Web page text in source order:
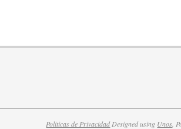
Politicas de Privacidad Designed using Unos .